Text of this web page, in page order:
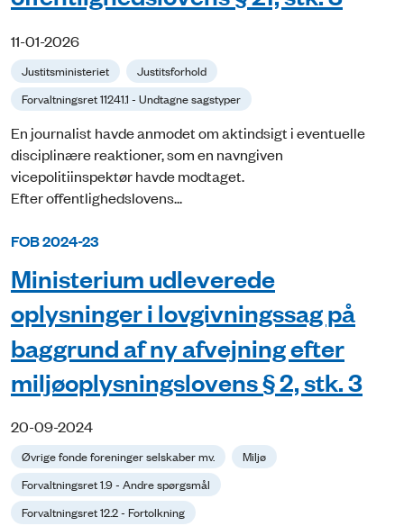
11-01-2026
Justitsministeriet
Justitsforhold
Forvaltningsret 11241.1 - Undtagne sagstyper
En journalist havde anmodet om aktindsigt i eventuelle
disciplinære reaktioner, som en navngiven
vicepolitiinspektør havde modtaget.
Efter offentlighedslovens...
FOB 2024-23
Ministerium udleverede
oplysninger i lovgivningssag på
baggrund af ny afvejning efter
miljøoplysningslovens § 2, stk. 3
20-09-2024
Øvrige fonde foreninger selskaber mv.
Miljø
Forvaltningsret 1.9 - Andre spørgsmål
Forvaltningsret 12.2 - Fortolkning